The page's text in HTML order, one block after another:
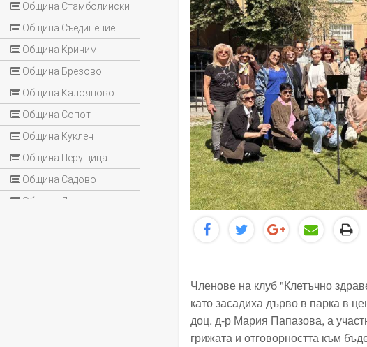
Община Стамболийски
Община Съединение
Община Кричим
Община Брезово
Община Калояново
Община Сопот
Община Куклен
Община Перущица
Община Садово
Община Лъки
Членове на клуб "Клетъчно
като засадиха дърво в парка в
доц. д-р Мария Папазова, а
грижата и отговорността към